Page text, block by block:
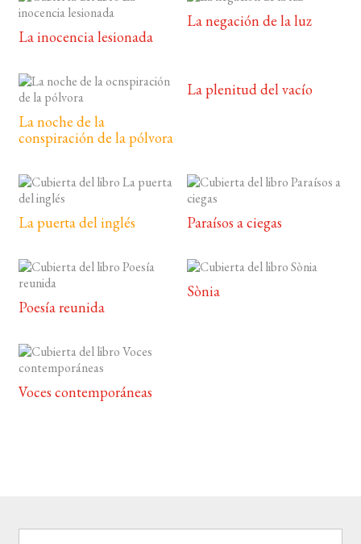
La inocencia lesionada
La negación de la luz
La noche de la
conspiración de la pólvora
La plenitud del vacío
La puerta del inglés Paraísos a ciegas
Poesía reunida
Sònia
Voces contemporáneas